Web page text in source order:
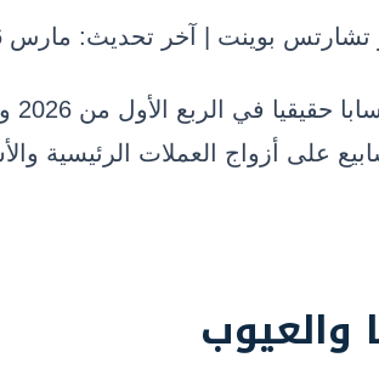
بوينت | آخر تحديث: مارس 2026
والعيوب